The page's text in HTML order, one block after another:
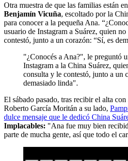
Otra muestra de que las familias están
Benjamín Vicuña, escoltado por la
para conocer a la pequeña Ana.
usuario de Instagram a Suárez, quien
contestó, junto a un corazón: “Sí, es
"¿Conocés a Ana?", le preguntó
Instagram a la China Suárez,
consulta y le contestó, junto a un
demasiado linda".
El sábado pasado, tras recibir el alta
Roberto García Moritán a su lado,
dulce mensaje que le dedicó China
Implacables: "Ana fue muy bien
parte de mucha gente, así que todo el